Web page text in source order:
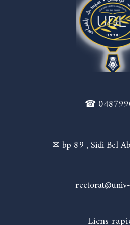
☎
✉ bp 89 , Sidi Bel
Liens